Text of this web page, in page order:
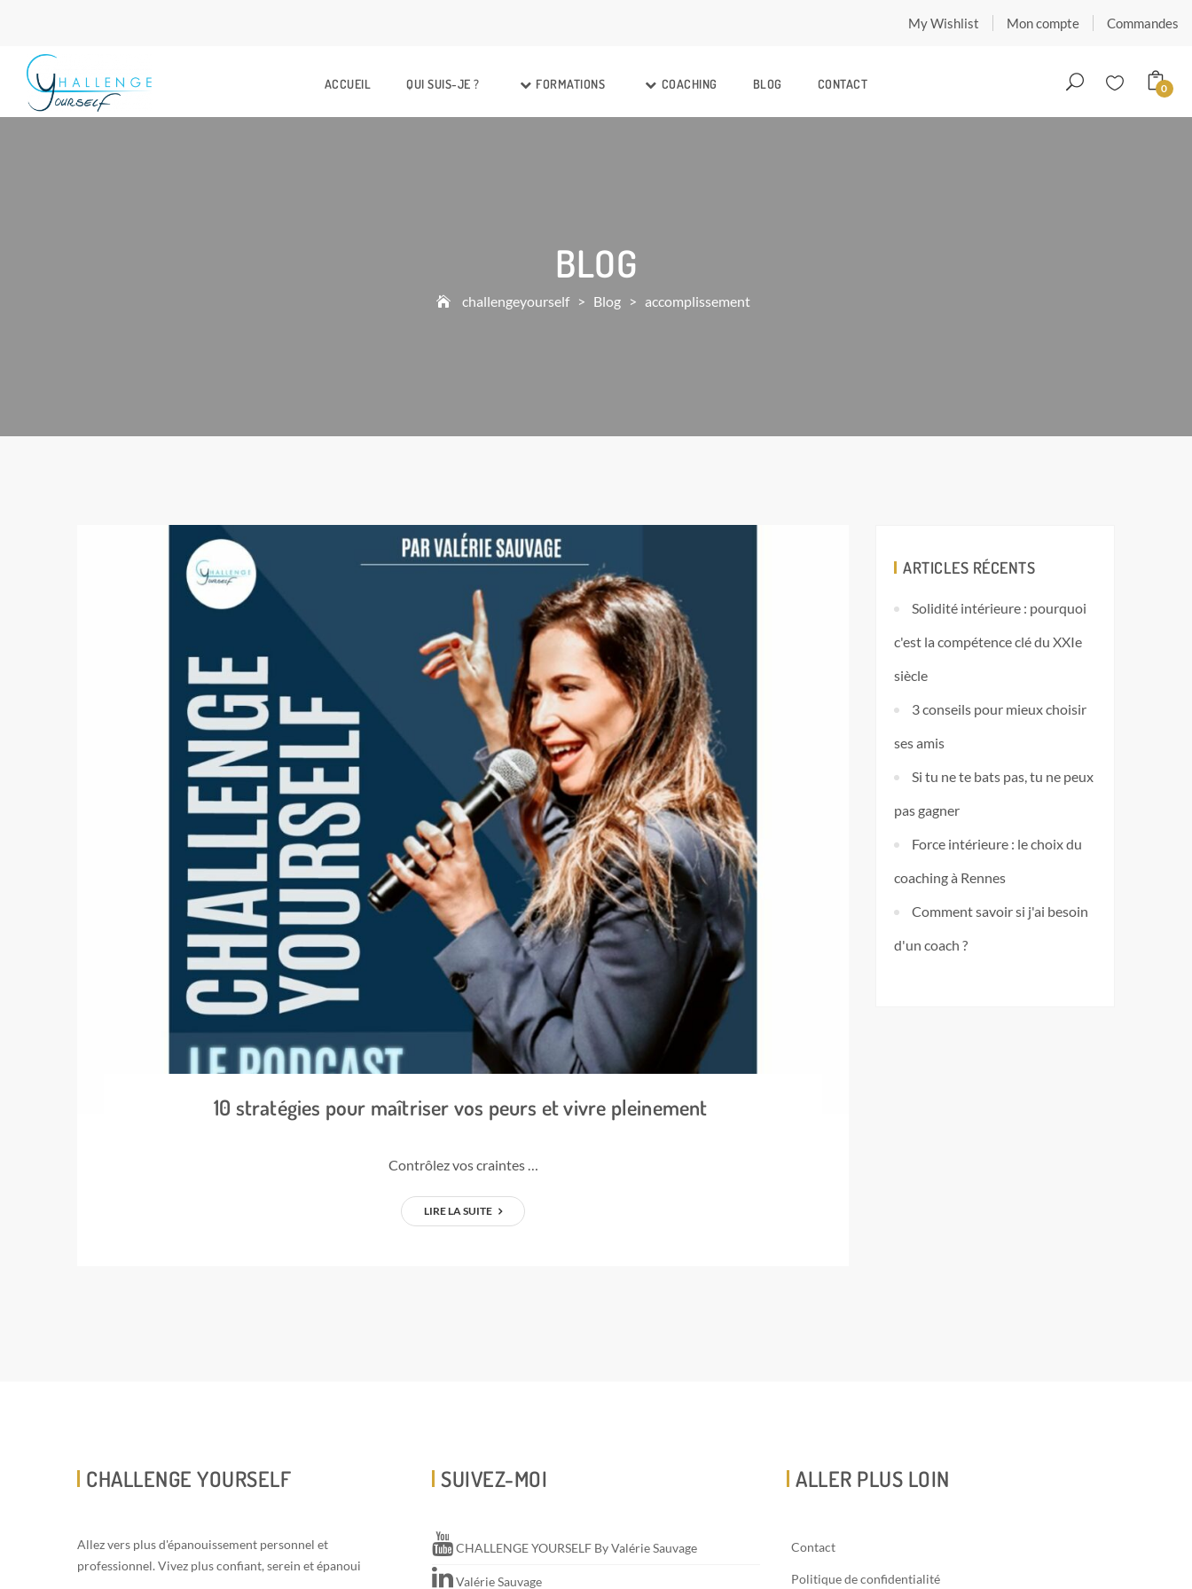
My Wishlist Mon compte Commandes
ACCUEIL QUI SUIS-JE ? FORMATIONS COACHING BLOG CONTACT 0
BLOG
challengeyourself > Blog > accomplissement
10 stratégies pour maîtriser vos peurs et vivre pleinement
Contrôlez vos craintes …
LIRE LA SUITE
ARTICLES RÉCENTS
Solidité intérieure : pourquoi
c'est la compétence clé du XXIe
siècle
3 conseils pour mieux choisir
ses amis
Si tu ne te bats pas, tu ne peux
pas gagner
Force intérieure : le choix du
coaching à Rennes
Comment savoir si j'ai besoin
d'un coach ?
CHALLENGE YOURSELF
Allez vers plus d'épanouissement personnel et
professionnel. Vivez plus confiant, serein et épanoui
SUIVEZ-MOI
CHALLENGE YOURSELF By Valérie Sauvage
Valérie Sauvage
ALLER PLUS LOIN
Contact
Politique de confidentialité